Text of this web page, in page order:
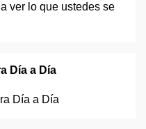
Día a Día